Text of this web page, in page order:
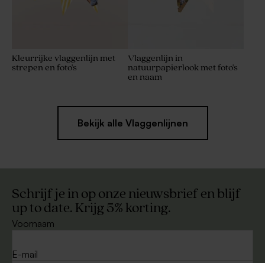
Kleurrijke vlaggenlijn met
strepen en foto's
Vlaggenlijn in
natuurpapierlook met foto's
en naam
Bekijk alle Vlaggenlijnen
Schrijf je in op onze nieuwsbrief en blijf
up to date. Krijg 5% korting.
Voornaam
E-mail